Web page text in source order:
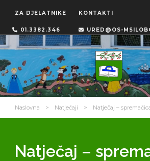
ZA DJELATNIKE KONTAKTI
01.3382.346 URED@OS-
Naslovna > Natječaji > Natječaj –
Natječaj –